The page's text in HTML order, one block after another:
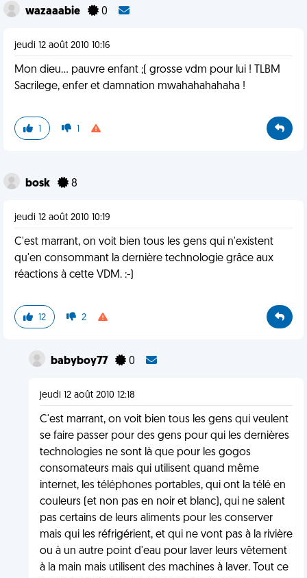
wazaaabie 0
jeudi 12 août 2010 10:16
Mon dieu... pauvre enfant ;( grosse vdm pour lui ! TLBM
Sacrilege, enfer et damnation mwahahahahaha !
1 1
bosk 8
jeudi 12 août 2010 10:19
C'est marrant, on voit bien tous les gens qui n'existent
qu'en consommant la dernière technologie grâce aux
réactions à cette VDM. :-)
12 2
babyboy77 0
jeudi 12 août 2010 12:18
C'est marrant, on voit bien tous les gens qui veulent
se faire passer pour des gens pour qui les dernières
technologies ne sont là que pour les gogos
consomateurs mais qui utilisent quand même
internet, les téléphones portables, qui ont la télé en
couleurs (et non pas en noir et blanc), qui ne salent
pas certains de leurs aliments pour les conserver
mais qui les réfrigérient, et qui ne vont pas à la rivière
ou à un autre point d'eau pour laver leurs vêtement
à la main mais utilisent des machines à laver. Tout ce